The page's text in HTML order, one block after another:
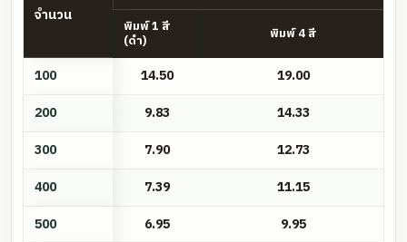
ซอง
12
17
จำนวน
พิมพ์ 1 สี
(ดำ) พิมพ์ 4 สี
100 14.50
19.00
200
9.83
14.33
300
7.90
12.73
400
7.39
11.15
500
6.95
9.95